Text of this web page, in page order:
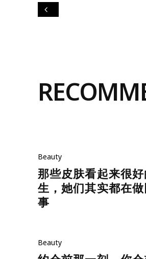
Beauty
那些皮肤看起来很
生，她们其实都在
事
Beauty